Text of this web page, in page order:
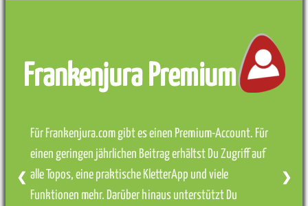
Frankenjura Premium
Für Frankenjura.com gibt es einen Premium-Account. Für
einen geringen jährlichen Beitrag erhältst Du Zugriff auf
alle Topos, eine praktische KletterApp und viele
Funktionen mehr. Darüber hinaus unterstützt Du
❮ ❯